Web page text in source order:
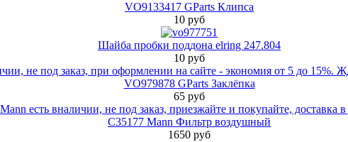
VO9133417 GParts Клипса
10 руб
Шайба пробки поддона elring 247.804
10 руб
VO979878 GParts Заклёпка
65 руб
C35177 Mann Фильтр воздушный
1650 руб